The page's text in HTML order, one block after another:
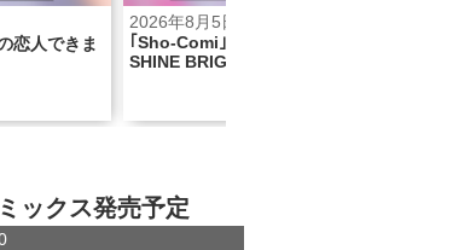
STARS
！
2026年8月5日
『看護助手のナナちゃん』連載777
話記念巻頭カラー!!
ックス発売予定